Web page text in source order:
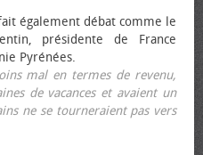
également débat comme le
présidente de France
Pyrénées.
mal en termes de revenu,
de vacances et avaient un
ne se tourneraient pas vers